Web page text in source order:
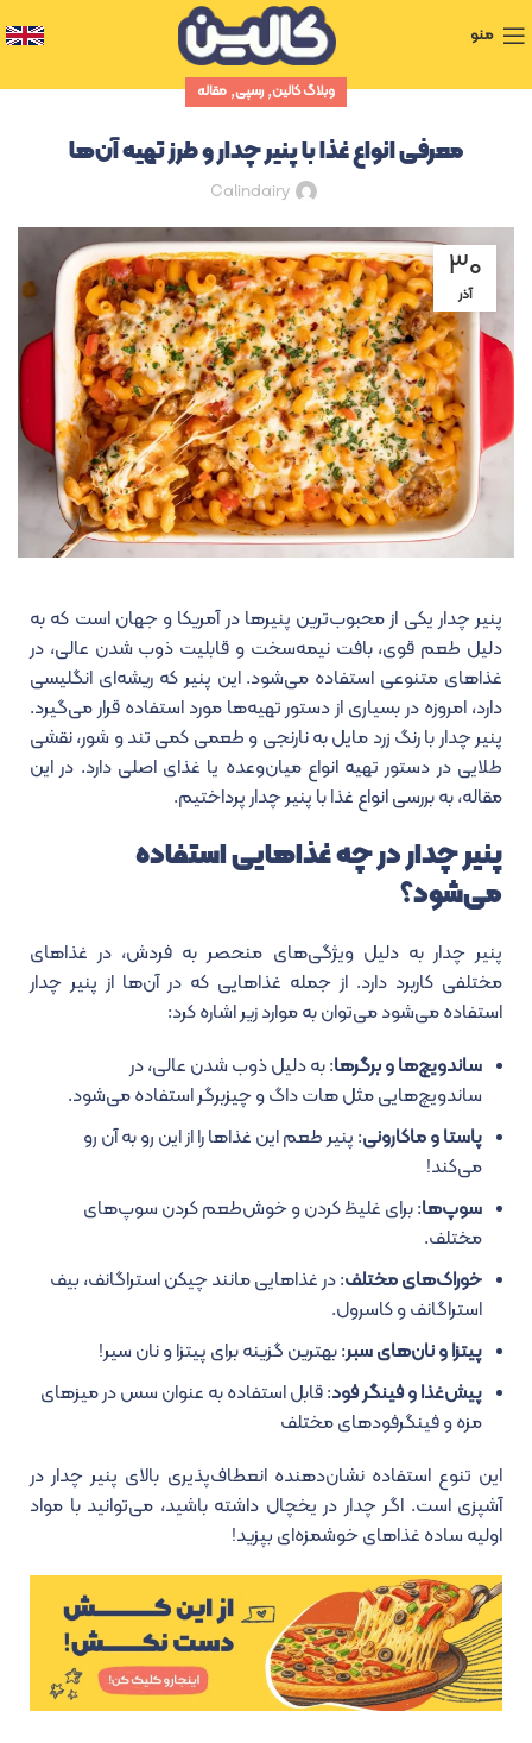
منو
وبلاگ کالین,رسپی, مقاله
معرفی انواع غذا با پنیر چدار و طرز تهیه آن‌ها
Calindairy
۳۰
آذر
پنیر چدار یکی از محبوب‌ترین پنیرها در آمریکا و جهان است که به
دلیل طعم قوی، بافت نیمه‌سخت و قابلیت ذوب شدن عالی، در
غذاهای متنوعی استفاده می‌شود. این پنیر که ریشه‌ای انگلیسی
دارد، امروزه در بسیاری از دستور تهیه‌ها مورد استفاده قرار می‌گیرد.
پنیر چدار با رنگ زرد مایل به نارنجی و طعمی کمی تند و شور، نقشی
طلایی در دستور تهیه انواع میان‌وعده یا غذای اصلی دارد. در این
مقاله، به بررسی انواع غذا با پنیر چدار پرداختیم.
پنیر چدار در چه غذاهایی استفاده
می‌شود؟
پنیر چدار به دلیل ویژگی‌های منحصر به فردش، در غذاهای
مختلفی کاربرد دارد. از جمله غذاهایی که در آن‌ها از پنیر چدار
استفاده می‌شود می‌توان به موارد زیر اشاره کرد:
ساندویچ‌ها و برگرها: به دلیل ذوب شدن عالی، در
ساندویچ‌هایی مثل هات داگ و چیزبرگر استفاده می‌شود.
پاستا و ماکارونی: پنیر طعم این غذاها را از این رو به آن رو
می‌کند!
سوپ‌ها: برای غلیظ کردن و خوش‌طعم کردن سوپ‌های
مختلف.
خوراک‌های مختلف: در غذاهایی مانند چیکن استراگانف، بیف
استراگانف و کاسرول‌.
پیتزا و نان‌های سبر: بهترین گزینه برای پیتزا و نان سیر!
پیش‌غذا و فینگر فود: قابل استفاده به عنوان سس در میزهای
مزه و فینگرفودهای مختلف
این تنوع استفاده نشان‌دهنده انعطاف‌پذیری بالای پنیر چدار در
آشپزی است. اگر چدار در یخچال داشته باشید، می‌توانید با مواد
اولیه ساده غذاهای خوشمزه‌ای بپزید!